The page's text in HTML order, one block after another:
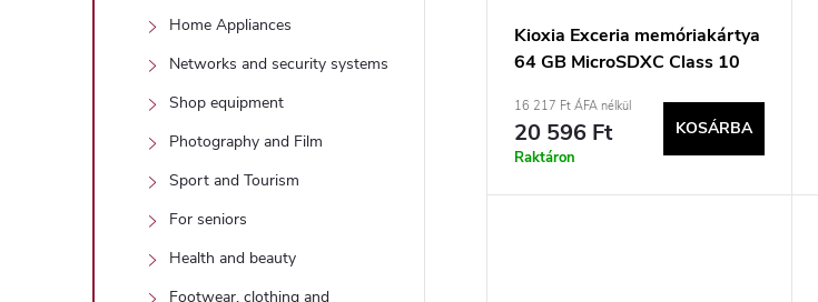
Home Appliances
Networks and security systems
Shop equipment
Photography and Film
Sport and Tourism
For seniors
Health and beauty
Footwear, clothing and
Kioxia Exceria memóriakártya
64 GB MicroSDXC Class 10
16 217 Ft ÁFA nélkül
20 596 Ft
Raktáron
KOSÁRBA